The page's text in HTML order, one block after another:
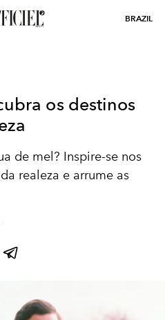
BRAZIL
os destinos
de mel? Inspire-se nos
realeza e arrume as